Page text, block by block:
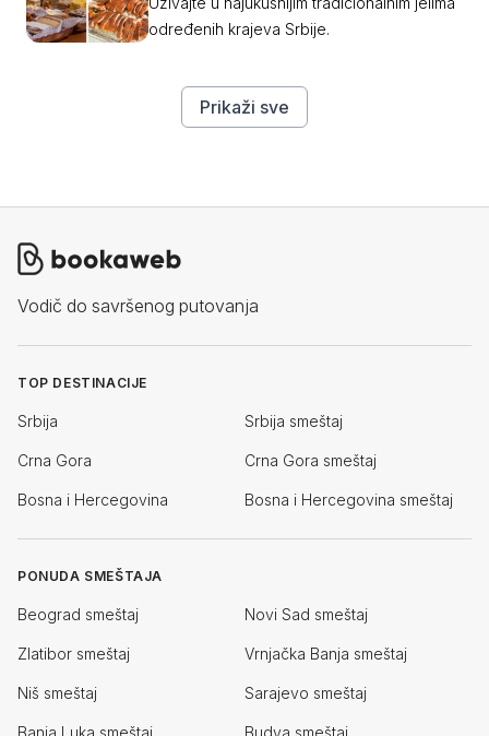
određenih krajeva Srbije.
Prikaži sve
Vodič do savršenog putovanja
TOP DESTINACIJE
Srbija Srbija smeštaj
Crna Gora Crna Gora smeštaj
Bosna i Hercegovina Bosna i Hercegovina smeštaj
PONUDA SMEŠTAJA
Beograd smeštaj Novi Sad smeštaj
Zlatibor smeštaj Vrnjačka Banja smeštaj
Niš smeštaj Sarajevo smeštaj
Banja Luka smeštaj Budva smeštaj